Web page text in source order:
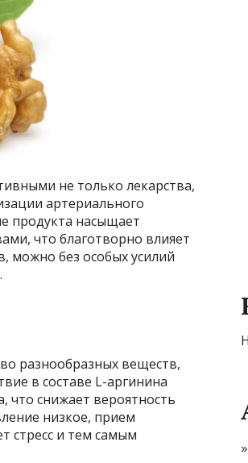
не только лекарства,
артериального
продукта насыщает
что благотворно влияет
можно без особых усилий
разнообразных веществ,
в составе L-аргинина
что снижает вероятность
низкое, прием
стресс и тем самым